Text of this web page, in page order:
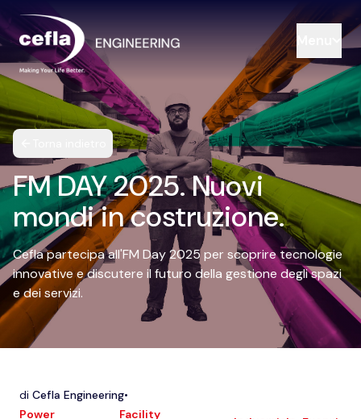
FM DAY 2025. Nuovi
mondi in costruzione.
Cefla partecipa all'FM Day 2025 per scoprire tecnologie
innovative e discutere il futuro della gestione degli spazi
e dei servizi.
di Cefla Engineering•
Power
Facility